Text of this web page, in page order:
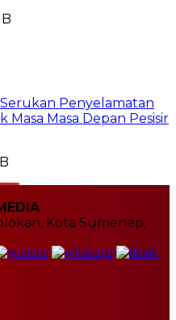
Penyelamatan
Masa Depan Pesisir
Kota Sumenep,